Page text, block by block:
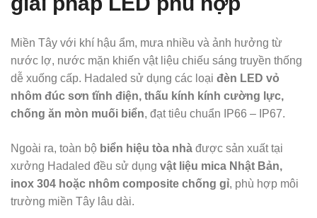
Miền Tây với khí hậu ẩm, mưa nhiều và ảnh hưởng từ
nước lợ, nước mặn khiến vật liệu chiếu sáng truyền thống
dễ xuống cấp. Hadaled sử dụng các loại đèn LED vỏ
nhôm đúc sơn tĩnh điện, thấu kính kính cường lực,
chống ăn mòn muối biển, đạt tiêu chuẩn IP66 – IP67.
Ngoài ra, toàn bộ biển hiệu tòa nhà được sản xuất tại
xưởng Hadaled đều sử dụng vật liệu mica Nhật Bản,
inox 304 hoặc nhôm composite chống gỉ, phù hợp môi
trường miền Tây lâu dài.